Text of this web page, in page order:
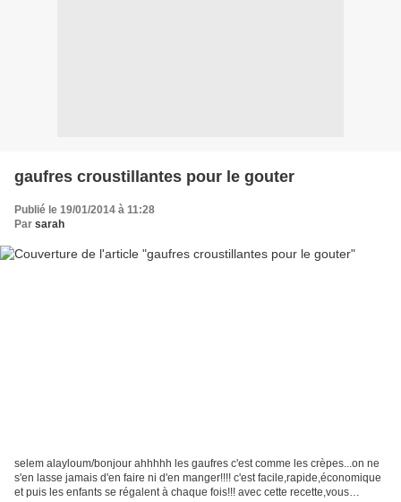
gaufres croustillantes pour le gouter
Publié le 19/01/2014 à 11:28
Par sarah
selem alayloum/bonjour ahhhhh les gaufres c'est comme les crèpes...on ne
s'en lasse jamais d'en faire ni d'en manger!!!! c'est facile,rapide,économique
et puis les enfants se régalent à chaque fois!!! avec cette recette,vous